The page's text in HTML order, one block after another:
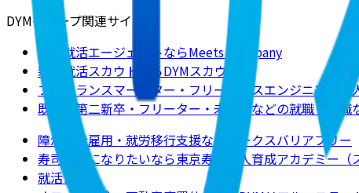
DYMグループ関連サイト
新卒就活エージェントならMeets Company
新卒就活スカウトならDYMスカウト
フリーランスマーケター・フリーランスエンジニアの求
既卒・第二新卒・フリーター・未経験などの就職・転職
障がい者雇用・就労移行支援ならワークスバリアフリー
寿司職人になりたいなら東京寿司職人育成アカデミー（
就活ノート